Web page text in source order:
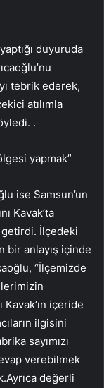
duyuruda
tebrik ederek,
atılımla
.
yapmak”
ise Samsun’un
Kavak’ta
İlçedeki
bir anlayış içinde
“İlçemizde
içeride
ilgisini
sayımızı
verebilmek
değerli